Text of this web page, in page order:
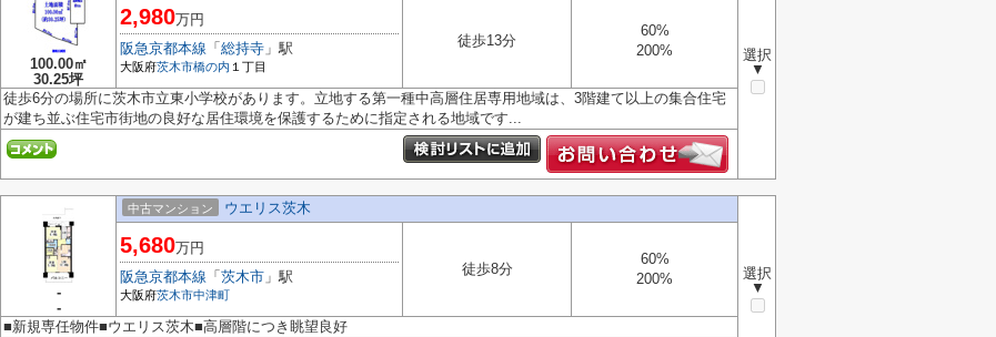
100.00㎡
30.25坪
選択
▼
2,980万円
阪急京都本線 「 総持寺 」駅
大阪府茨木市橋の内 １丁目
徒歩13分
60%
200%
徒歩6分の場所に茨木市立東小学校があります。立地する第一種中高層住居専用地域は、3階建て以上の集合住宅
が建ち並ぶ住宅市街地の良好な居住環境を保護するために指定される地域です...
-
-
中古マンション ウエリス茨木
選択
▼
5,680万円
阪急京都本線 「 茨木市 」駅
大阪府茨木市中津町
徒歩8分
60%
200%
■新規専任物件■ウエリス茨木■高層階につき眺望良好